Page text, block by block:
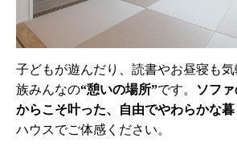
子どもが遊んだり、読書やお昼寝も
族みんなの“憩いの場所”です。
ソフ
からこそ叶った、自由でやわらかな暮
ハウスでご体感ください。